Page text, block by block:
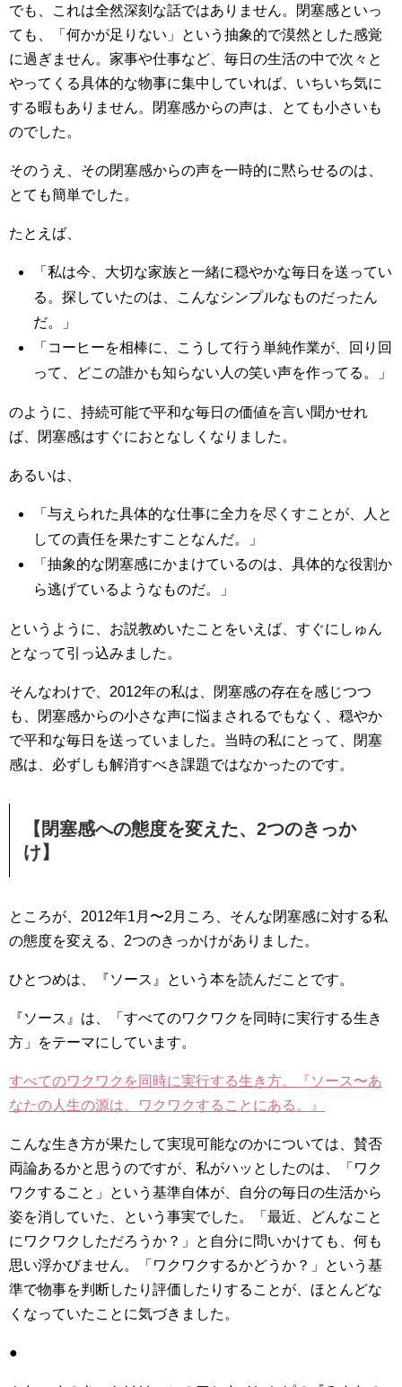
でも、これは全然深刻な話ではありません。閉塞感といっ
ても、「何かが足りない」という抽象的で漠然とした感覚
に過ぎません。家事や仕事など、毎日の生活の中で次々と
やってくる具体的な物事に集中していれば、いちいち気に
する暇もありません。閉塞感からの声は、とても小さいも
のでした。
そのうえ、その閉塞感からの声を一時的に黙らせるのは、
とても簡単でした。
たとえば、
「私は今、大切な家族と一緒に穏やかな毎日を送ってい
る。探していたのは、こんなシンプルなものだったん
だ。」
「コーヒーを相棒に、こうして行う単純作業が、回り回
って、どこの誰かも知らない人の笑い声を作ってる。」
のように、持続可能で平和な毎日の価値を言い聞かせれ
ば、閉塞感はすぐにおとなしくなりました。
あるいは、
「与えられた具体的な仕事に全力を尽くすことが、人と
しての責任を果たすことなんだ。」
「抽象的な閉塞感にかまけているのは、具体的な役割か
ら逃げているようなものだ。」
というように、お説教めいたことをいえば、すぐにしゅん
となって引っ込みました。
そんなわけで、2012年の私は、閉塞感の存在を感じつつ
も、閉塞感からの小さな声に悩まされるでもなく、穏やか
で平和な毎日を送っていました。当時の私にとって、閉塞
感は、必ずしも解消すべき課題ではなかったのです。
【閉塞感への態度を変えた、2つのきっか
け】
ところが、2012年1月〜2月ころ、そんな閉塞感に対する私
の態度を変える、2つのきっかけがありました。
ひとつめは、『ソース』という本を読んだことです。
『ソース』は、「すべてのワクワクを同時に実行する生き
方」をテーマにしています。
すべてのワクワクを同時に実行する生き方。『ソース〜あ
なたの人生の源は、ワクワクすることにある。』
こんな生き方が果たして実現可能なのかについては、賛否
両論あるかと思うのですが、私がハッとしたのは、「ワク
ワクすること」という基準自体が、自分の毎日の生活から
姿を消していた、という事実でした。「最近、どんなこと
にワクワクしただろうか？」と自分に問いかけても、何も
思い浮かびません。「ワクワクするかどうか？」という基
準で物事を判断したり評価したりすることが、ほとんどな
くなっていたことに気づきました。
●